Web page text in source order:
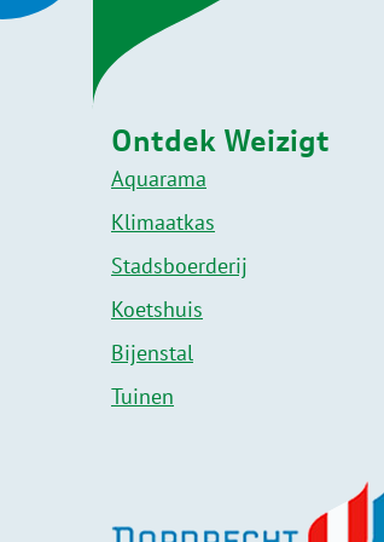
Ontdek Weizigt
Aquarama
Klimaatkas
Stadsboerderij
Koetshuis
Bijenstal
Tuinen